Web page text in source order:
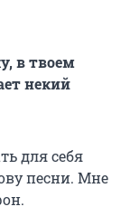
в твоем
некий
для себя
песни. Мне